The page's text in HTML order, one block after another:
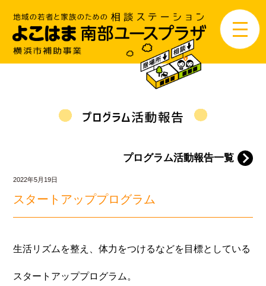
プログラム活動報告一覧
2022年5月19日
スタートアッププログラム
生活リズムを整え、体力をつけるなどを目標としている
スタートアッププログラム。